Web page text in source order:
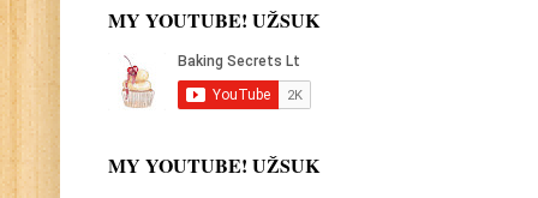
MY YOUTUBE! UŽSUK
MY YOUTUBE! UŽSUK